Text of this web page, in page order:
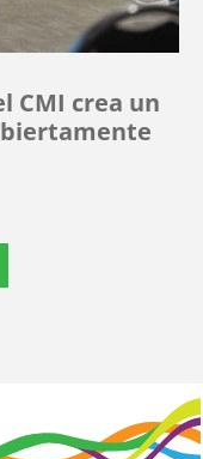
CMI crea un